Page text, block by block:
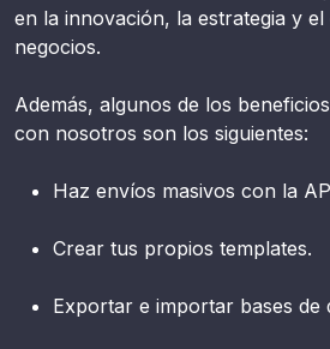
en la innovación, la estrategia y
negocios.
Además, algunos de los
con nosotros son los siguientes:
Haz envíos masivos con la
Crear tus propios templates.
Exportar e importar bases de